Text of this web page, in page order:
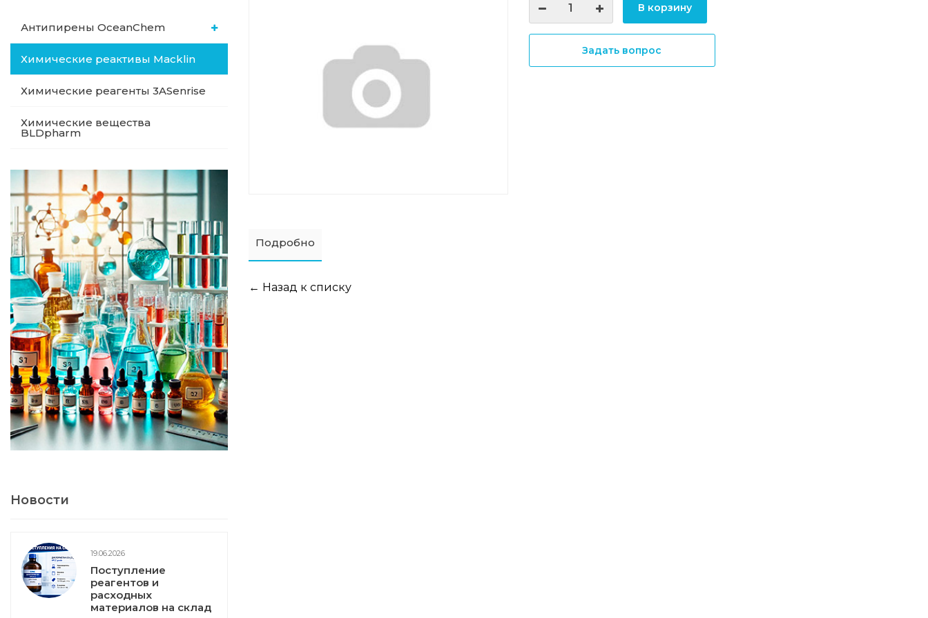
Антипирены OceanСhem
Химические реактивы Macklin
Химические реагенты 3ASenrise
Химические вещества
BLDpharm
Новости
19.06.2026
Поступление
реагентов и
расходных
материалов на склад
В корзину
Задать вопрос
Подробно
← Назад к списку